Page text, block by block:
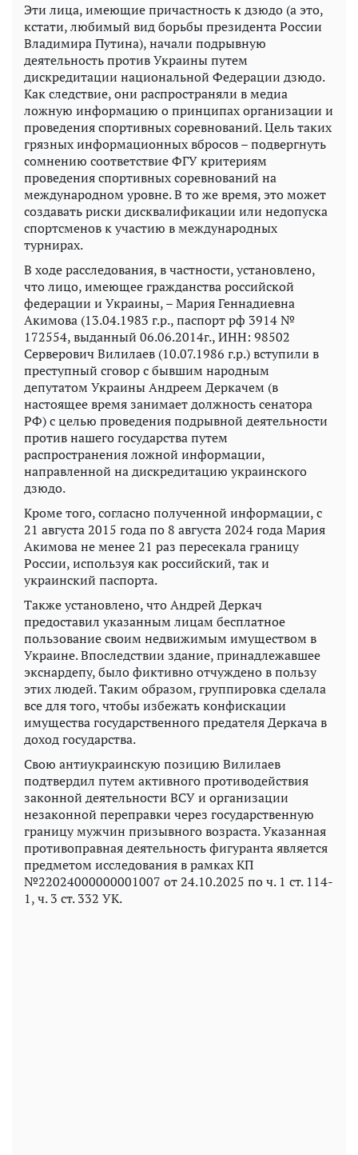
Эти лица, имеющие причастность к дзюдо (а это,
кстати, любимый вид борьбы президента России
Владимира Путина), начали подрывную
деятельность против Украины путем
дискредитации национальной Федерации дзюдо.
Как следствие, они распространяли в медиа
ложную информацию о принципах организации и
проведения спортивных соревнований. Цель таких
грязных информационных вбросов – подвергнуть
сомнению соответствие ФГУ критериям
проведения спортивных соревнований на
международном уровне. В то же время, это может
создавать риски дисквалификации или недопуска
спортсменов к участию в международных
турнирах.
В ходе расследования, в частности, установлено,
что лицо, имеющее гражданства российской
федерации и Украины, – Мария Геннадиевна
Акимова (13.04.1983 г.р., паспорт рф 3914 №
172554, выданный 06.06.2014г., ИНН: 98502
Серверович Вилилаев (10.07.1986 г.р.) вступили в
преступный сговор с бывшим народным
депутатом Украины Андреем Деркачем (в
настоящее время занимает должность сенатора
РФ) с целью проведения подрывной деятельности
против нашего государства путем
распространения ложной информации,
направленной на дискредитацию украинского
дзюдо.
Кроме того, согласно полученной информации, с
21 августа 2015 года по 8 августа 2024 года Мария
Акимова не менее 21 раз пересекала границу
России, используя как российский, так и
украинский паспорта.
Также установлено, что Андрей Деркач
предоставил указанным лицам бесплатное
пользование своим недвижимым имуществом в
Украине. Впоследствии здание, принадлежавшее
экснардепу, было фиктивно отчуждено в пользу
этих людей. Таким образом, группировка сделала
все для того, чтобы избежать конфискации
имущества государственного предателя Деркача в
доход государства.
Свою антиукраинскую позицию Вилилаев
подтвердил путем активного противодействия
законной деятельности ВСУ и организации
незаконной переправки через государственную
границу мужчин призывного возраста. Указанная
противоправная деятельность фигуранта является
предметом исследования в рамках КП
№22024000000001007 от 24.10.2025 по ч. 1 ст. 114-
1, ч. 3 ст. 332 УК.